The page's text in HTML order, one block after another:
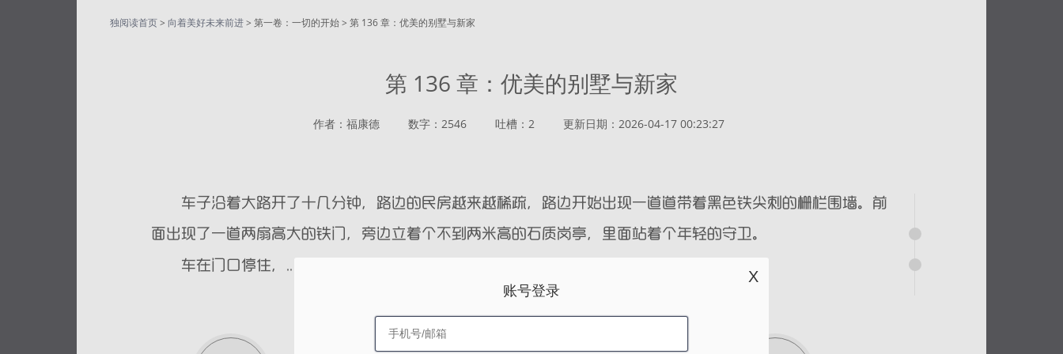
独阅读首页> 向着美好未来前进> 第一卷：一切的开始 > 第 136 章：优美的别墅与新家
第 136 章：优美的别墅与新家
作者：福康德 数字：2546 吐槽：2 更新日期：2026-04-17 00:23:27
账号登录
X